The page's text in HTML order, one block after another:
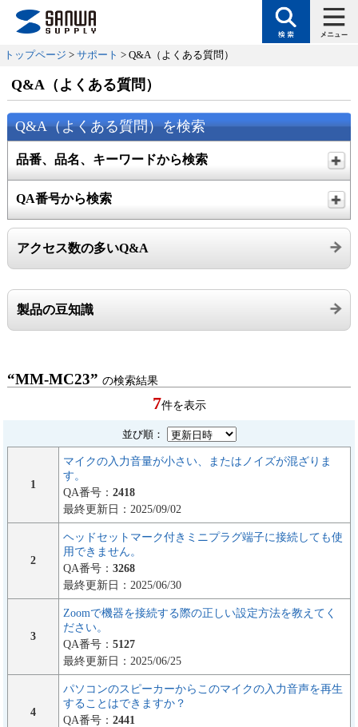
トップページ > サポート > Q&A（よくある質問）
Q&A（よくある質問）
Q&A（よくある質問）を検索
品番、品名、キーワードから検索
QA番号から検索
アクセス数の多いQ&A
製品の豆知識
“MM-MC23”の検索結果
7件を表示
並び順：
1
マイクの入力音量が小さい、またはノイズが混ざりま
す。
QA番号： 2418
最終更新日：2025/09/02
2
ヘッドセットマーク付きミニプラグ端子に接続しても使
用できません。
QA番号： 3268
最終更新日：2025/06/30
3
Zoomで機器を接続する際の正しい設定方法を教えてく
ださい。
QA番号： 5127
最終更新日：2025/06/25
4
パソコンのスピーカーからこのマイクの入力音声を再生
することはできますか？
QA番号： 2441